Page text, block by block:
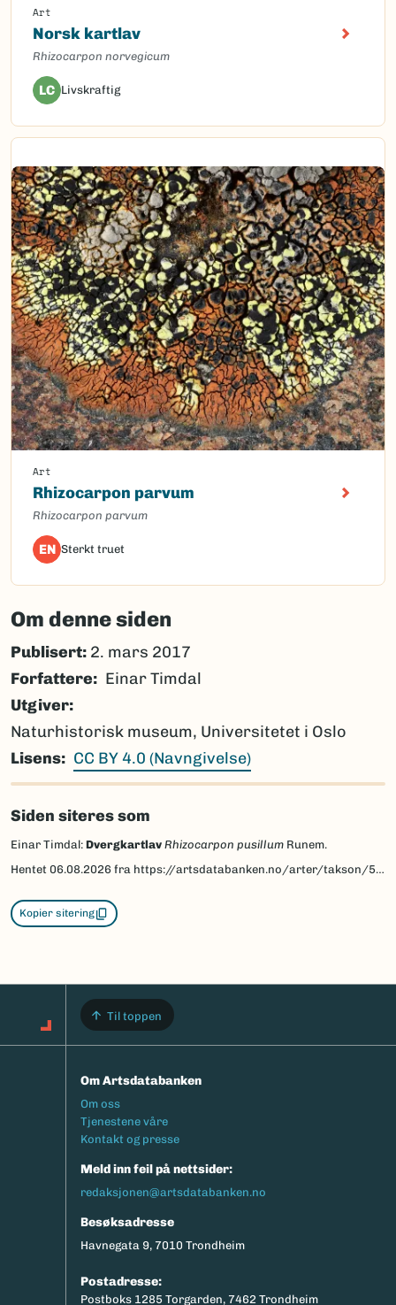
Art
Norsk kartlav
Rhizocarpon norvegicum
LC Livskraftig
Art
Rhizocarpon parvum
Rhizocarpon parvum
EN Sterkt truet
Om denne siden
Publisert: 2. mars 2017
Forfattere
Einar Timdal
Utgiver
Naturhistorisk museum, Universitetet i Oslo
Lisens
CC BY 4.0 (Navngivelse)
Siden siteres som
Einar Timdal: Dvergkartlav Rhizocarpon pusillum Runem.
Hentet 06.08.2026 fra https://artsdatabanken.no/arter/takson/51224/beskrivelse
Kopier sitering
Til toppen
Om Artsdatabanken
Footermeny
Om oss
Tjenestene våre
Kontakt og presse
Meld inn feil på nettsider:
redaksjonen@artsdatabanken.no
Besøksadresse
Havnegata 9, 7010 Trondheim
Postadresse:
Postboks 1285 Torgarden, 7462 Trondheim